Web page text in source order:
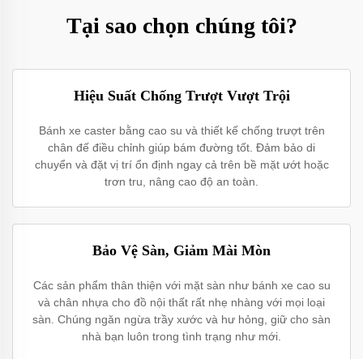
Tại sao chọn chúng tôi?
Hiệu Suất Chống Trượt Vượt Trội
Bánh xe caster bằng cao su và thiết kế chống trượt trên
chân đế điều chỉnh giúp bám đường tốt. Đảm bảo di
chuyển và đặt vị trí ổn định ngay cả trên bề mặt ướt hoặc
trơn tru, nâng cao độ an toàn.
Bảo Vệ Sàn, Giảm Mài Mòn
Các sản phẩm thân thiện với mặt sàn như bánh xe cao su
và chân nhựa cho đồ nội thất rất nhẹ nhàng với mọi loại
sàn. Chúng ngăn ngừa trầy xước và hư hỏng, giữ cho sàn
nhà bạn luôn trong tình trạng như mới.